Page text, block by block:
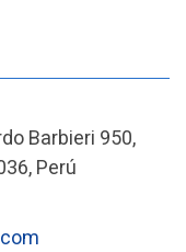
Barbieri 950,
Perú